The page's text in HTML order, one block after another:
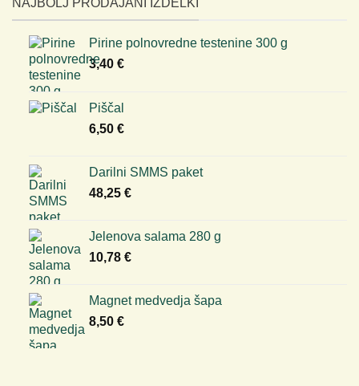
NAJBOLJ PRODAJANI IZDELKI
Pirine polnovredne testenine 300 g
3,40 €
Piščal
6,50 €
Darilni SMMS paket
48,25 €
Jelenova salama 280 g
10,78 €
Magnet medvedja šapa
8,50 €